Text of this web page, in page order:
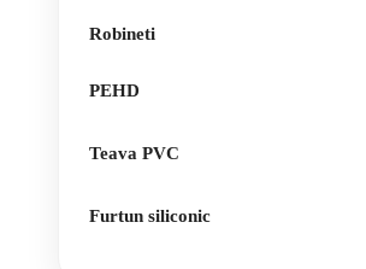
Robineti
PEHD
Teava PVC
Furtun siliconic